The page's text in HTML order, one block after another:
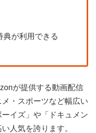
典が利用できる
が提供する動画配信
・スポーツなど幅広い
イズ」や「ドキュメン
人気を誇ります。